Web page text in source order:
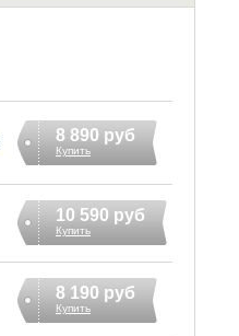
8 890 руб
Купить
10 590 руб
Купить
8 190 руб
Купить